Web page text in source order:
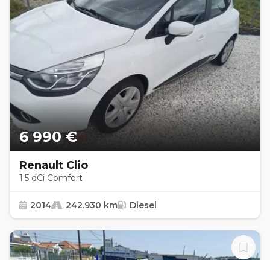
6 990 €
Renault Clio
1.5 dCi Comfort
2014 242.930 km Diesel